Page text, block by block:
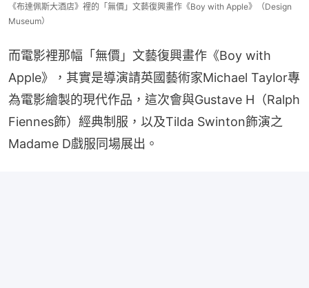
《布達佩斯大酒店》裡的「無價」文藝復興畫作《Boy with Apple》（Design
Museum）
而電影裡那幅「無價」文藝復興畫作《Boy with
Apple》，其實是導演請英國藝術家Michael Taylor專
為電影繪製的現代作品，這次會與Gustave H（Ralph
Fiennes飾）經典制服，以及Tilda Swinton飾演之
Madame D戲服同場展出。